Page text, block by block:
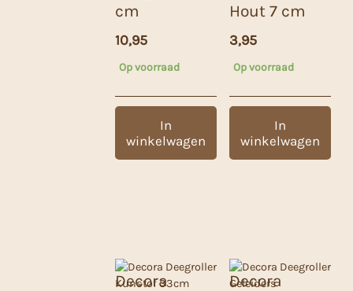
cm
10,95
Op voorraad
In
winkelwagen
Hout 7 cm
3,95
Op voorraad
In
winkelwagen
Decora
Decora